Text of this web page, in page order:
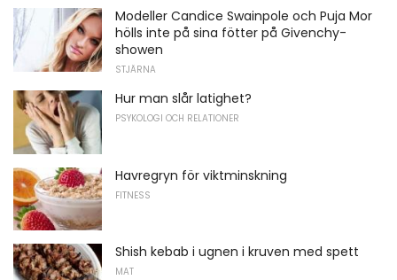
Modeller Candice Swainpole och Puja Mor
hölls inte på sina fötter på Givenchy-
showen
STJÄRNA
Hur man slår latighet?
PSYKOLOGI OCH RELATIONER
Havregryn för viktminskning
FITNESS
Shish kebab i ugnen i kruven med spett
MAT